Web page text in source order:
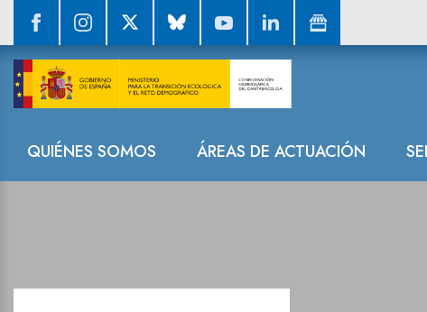
Navegación
QUIÉNES SOMOS ÁREAS DE ACTUACIÓN
Sala de prensa